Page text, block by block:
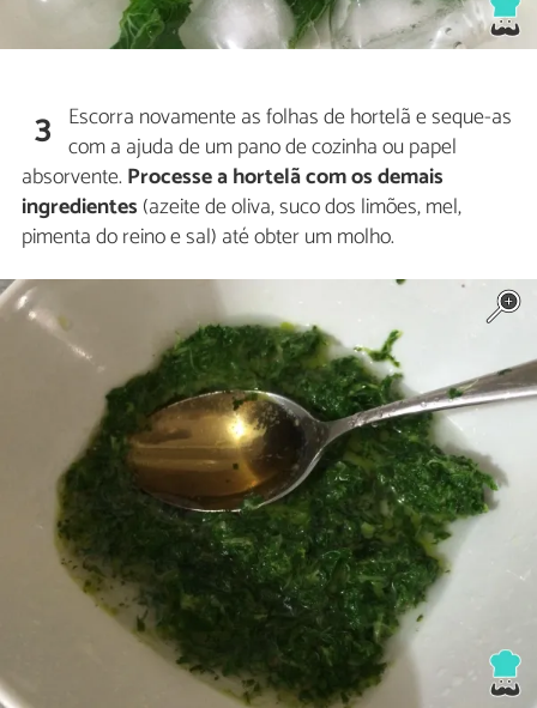
3 Escorra novamente as folhas de hortelã e seque-as
com a ajuda de um pano de cozinha ou papel
absorvente. Processe a hortelã com os demais
ingredientes (azeite de oliva, suco dos limões, mel,
pimenta do reino e sal) até obter um molho.